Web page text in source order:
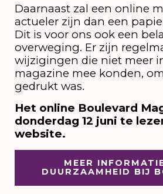
Daarnaast zal een online
actueler zijn dan een
Dit is voor ons ook een
overweging. Er zijn
wijzigingen die niet meer
magazine mee konden,
gedrukt was.
Het online Boulevard
donderdag 12 juni te
website.
MEER
DUURZAAMHEID BIJ